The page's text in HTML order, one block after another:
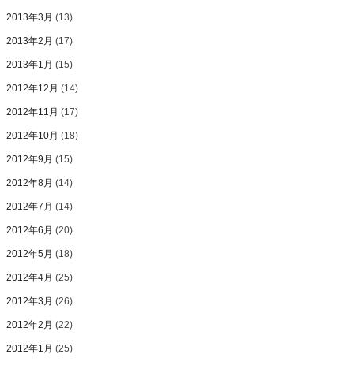
2013年3月 (13)
2013年2月 (17)
2013年1月 (15)
2012年12月 (14)
2012年11月 (17)
2012年10月 (18)
2012年9月 (15)
2012年8月 (14)
2012年7月 (14)
2012年6月 (20)
2012年5月 (18)
2012年4月 (25)
2012年3月 (26)
2012年2月 (22)
2012年1月 (25)